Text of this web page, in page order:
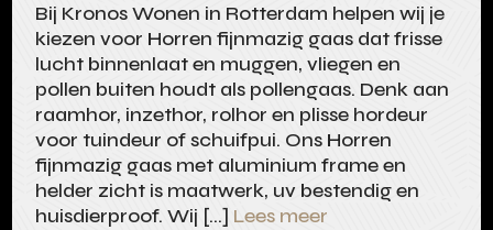
Bij Kronos Wonen in Rotterdam helpen wij je
kiezen voor Horren fijnmazig gaas dat frisse
lucht binnenlaat en muggen, vliegen en
pollen buiten houdt als pollengaas. Denk aan
raamhor, inzethor, rolhor en plisse hordeur
voor tuindeur of schuifpui. Ons Horren
fijnmazig gaas met aluminium frame en
helder zicht is maatwerk, uv bestendig en
huisdierproof. Wij […] Lees meer